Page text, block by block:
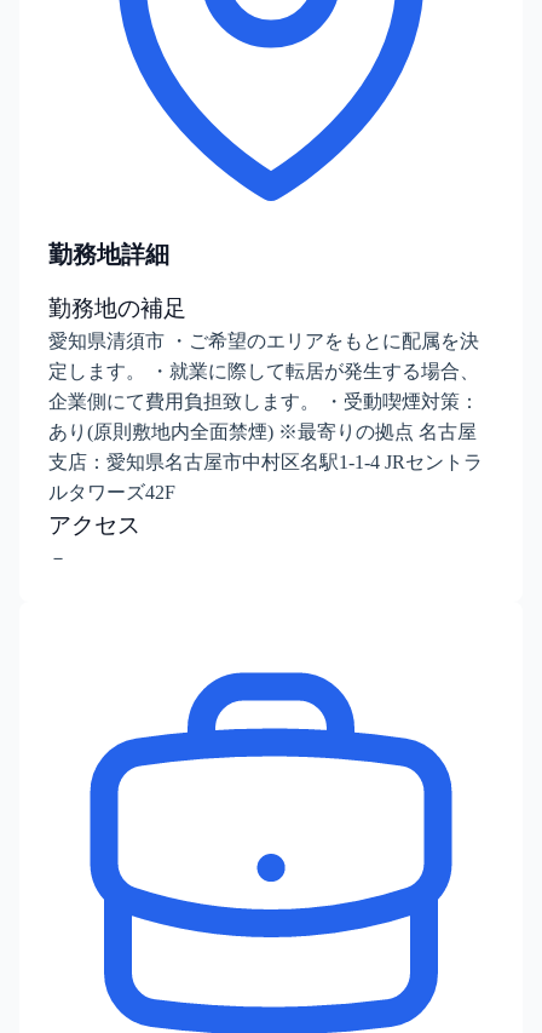
勤務地詳細
勤務地の補足
愛知県清須市 ・ご希望のエリアをもとに配属を決
定します。 ・就業に際して転居が発生する場合、
企業側にて費用負担致します。 ・受動喫煙対策：
あり(原則敷地内全面禁煙) ※最寄りの拠点 名古屋
支店：愛知県名古屋市中村区名駅1-1-4 JRセントラ
ルタワーズ42F
アクセス
－